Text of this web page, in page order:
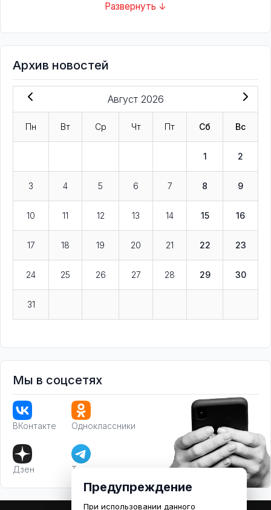
Развернуть ↓
Архив новостей
Август 2026
Пн Вт Ср Чт Пт Сб Вс
1 2
3 4 5 6 7 8 9
10 11 12 13 14 15 16
17 18 19 20 21 22 23
24 25 26 27 28 29 30
31
Мы в соцсетях
ВКонтакте Одноклассники
Дзен Телеграм
Предупреждение
При использовании данного